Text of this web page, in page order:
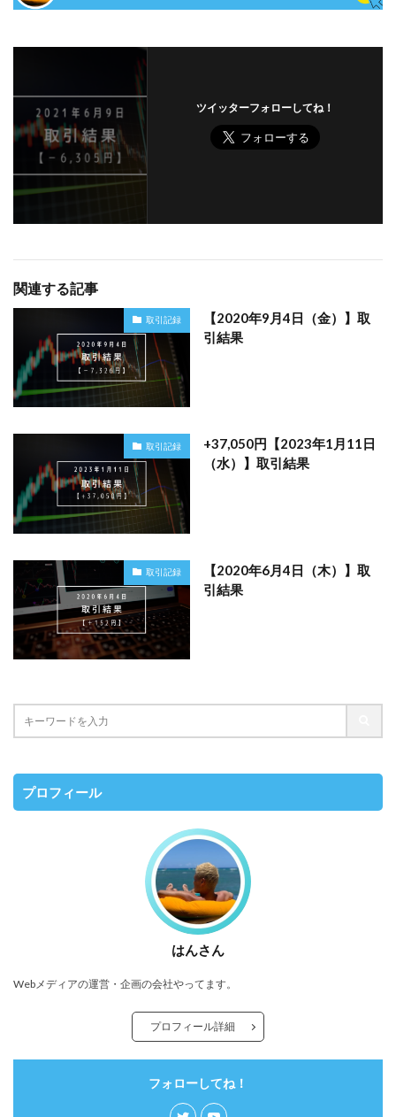
ツイッターフォローしてね！
関連する記事
取引記録
【2020年9月4日（金）】取
引結果
取引記録
+37,050円【2023年1月11日
（水）】取引結果
取引記録
【2020年6月4日（木）】取
引結果
プロフィール
はんさん
Webメディアの運営・企画の会社やってます。
プロフィール詳細
フォローしてね！